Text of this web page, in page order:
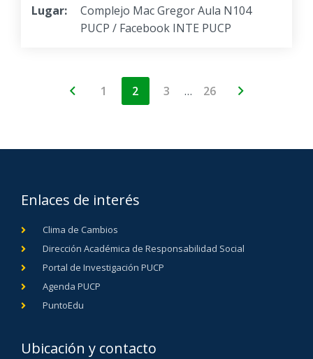
Lugar:
Complejo Mac Gregor Aula N104
PUCP / Facebook INTE PUCP
1 2 3 … 26
Enlaces de interés
Clima de Cambios
Dirección Académica de Responsabilidad Social
Portal de Investigación PUCP
Agenda PUCP
PuntoEdu
Ubicación y contacto